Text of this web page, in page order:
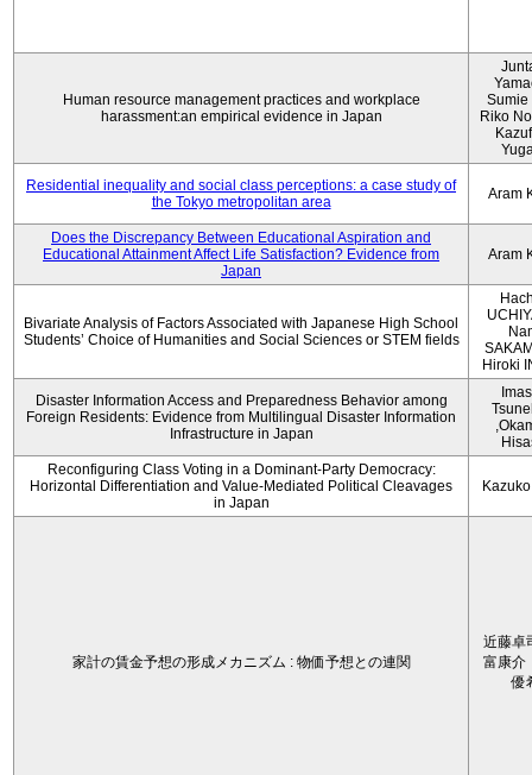
Human resource management practices and workplace
harassment:an empirical evidence in Japan
Sumie
Riko
Residential inequality and social class perceptions: a case study of
the Tokyo metropolitan area
Aram
Does the Discrepancy Between Educational Aspiration and
Educational Attainment Affect Life Satisfaction? Evidence from
Japan
Aram
Bivariate Analysis of Factors Associated with Japanese High School
Students’ Choice of Humanities and Social Sciences or STEM fields
Hiroki
Disaster Information Access and Preparedness Behavior among
Foreign Residents: Evidence from Multilingual Disaster Information
Infrastructure in Japan
Reconfiguring Class Voting in a Dominant-Party Democracy:
Horizontal Differentiation and Value-Mediated Political Cleavages
in Japan
家計の賃金予想の形成メカニズム : 物価予想との連関
近藤卓
富康介
優